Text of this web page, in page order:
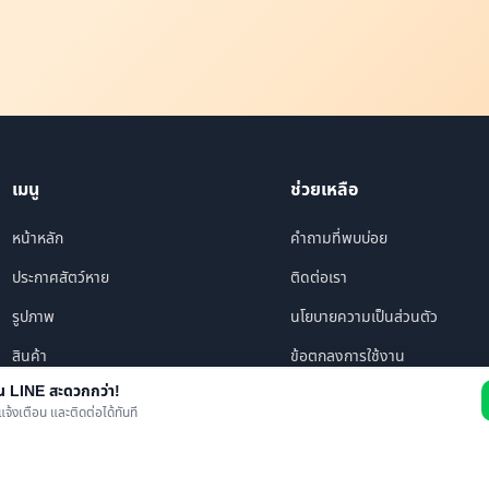
LINE สะดวกกว่า!
จ้งเตือน และติดต่อได้ทันที
เมนู
หน้าหลัก
ประกาศสัตว์หาย
รูปภาพ
สินค้า
ร้านค้า/บริการ
ช่วยเหลือ
คำถามที่พบบ่อย
ติดต่อเรา
นโยบายความเป็นส่วนตัว
ข้อตกลงการใช้งาน